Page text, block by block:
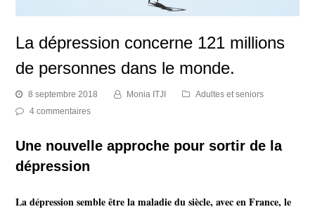
La dépression concerne 121 millions
de personnes dans le monde.
8 septembre 2018 Monia ITJI
Adultes et seniors
4 commentaires
Une nouvelle approche pour sortir de la
dépression
La dépression semble être la maladie du siècle, avec en France, le